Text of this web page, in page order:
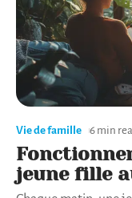
Vie de famille 6 min
jeune fille